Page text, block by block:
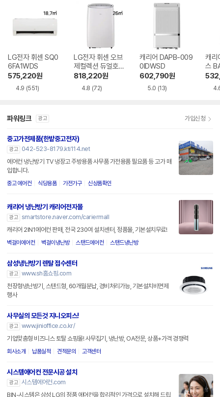
LG전자 휘센 SQ0
6FA1WDS
575,220원
4.9 (551)
LG전자 휘센 오브
제컬렉션 듀얼호스
PQ08FDWBS
818,220원
4.8 (72)
캐리어 DAPB-009
0IDWSD
602,790원
5.0 (13)
캐리
스
파워링크 광고 가입신청
중고가전제품(한밭중고전자)
광고
042-523-8179.kti114.net
에어컨 냉난방기 TV 냉장고 주방용품 사무품 가전용품 필요품 등 고가 매
입합니다.
중고 에어컨 식당용품 가전가구 신상품확인
캐리어 냉난방기 캐리어전자몰
광고 smartstore.naver.com/cariermall
캐리어 2IN1에어컨 판매, 전국 230여 설치센터, 정품몰, 기본설치무료!
벽걸이에어컨 벽걸이냉난방 스탠드에어컨 스탠드냉난방
삼성냉난방기 렌탈 접수센터
광고 www.sh홈쇼핑.com
천장형냉난방기, 스탠드형, 60개월분납, 경비처리가능, 기본설치비면제
행사
사무실의 모든것 지니오피스!
광고 www.jinioffice.co.kr/
기업맞춤형 비즈니스 토탈 쇼핑몰! 사무집기, 냉난방, OA전문, 상품+가격 경쟁력
회사소개 납품실적 견적문의 고객센터
시스템에어컨 전문시공 설치
광고 시스템에어컨.com
BIN-시스템은 삼성,LG의 정품 에어컨을 합리적인 가격으로 설치해 드립